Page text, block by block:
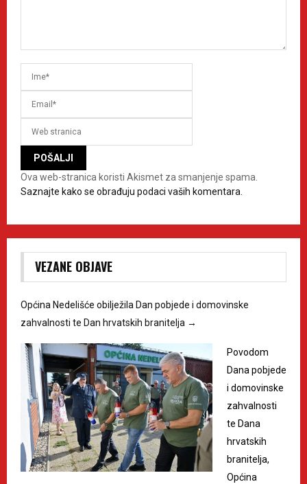
Ova web-stranica koristi Akismet za smanjenje spama.
Saznajte kako se obrađuju podaci vaših komentara.
VEZANE OBJAVE
Općina Nedelišće obilježila Dan pobjede i domovinske
zahvalnosti te Dan hrvatskih branitelja →
Povodom
Dana pobjede
i domovinske
zahvalnosti
te Dana
hrvatskih
branitelja,
Općina